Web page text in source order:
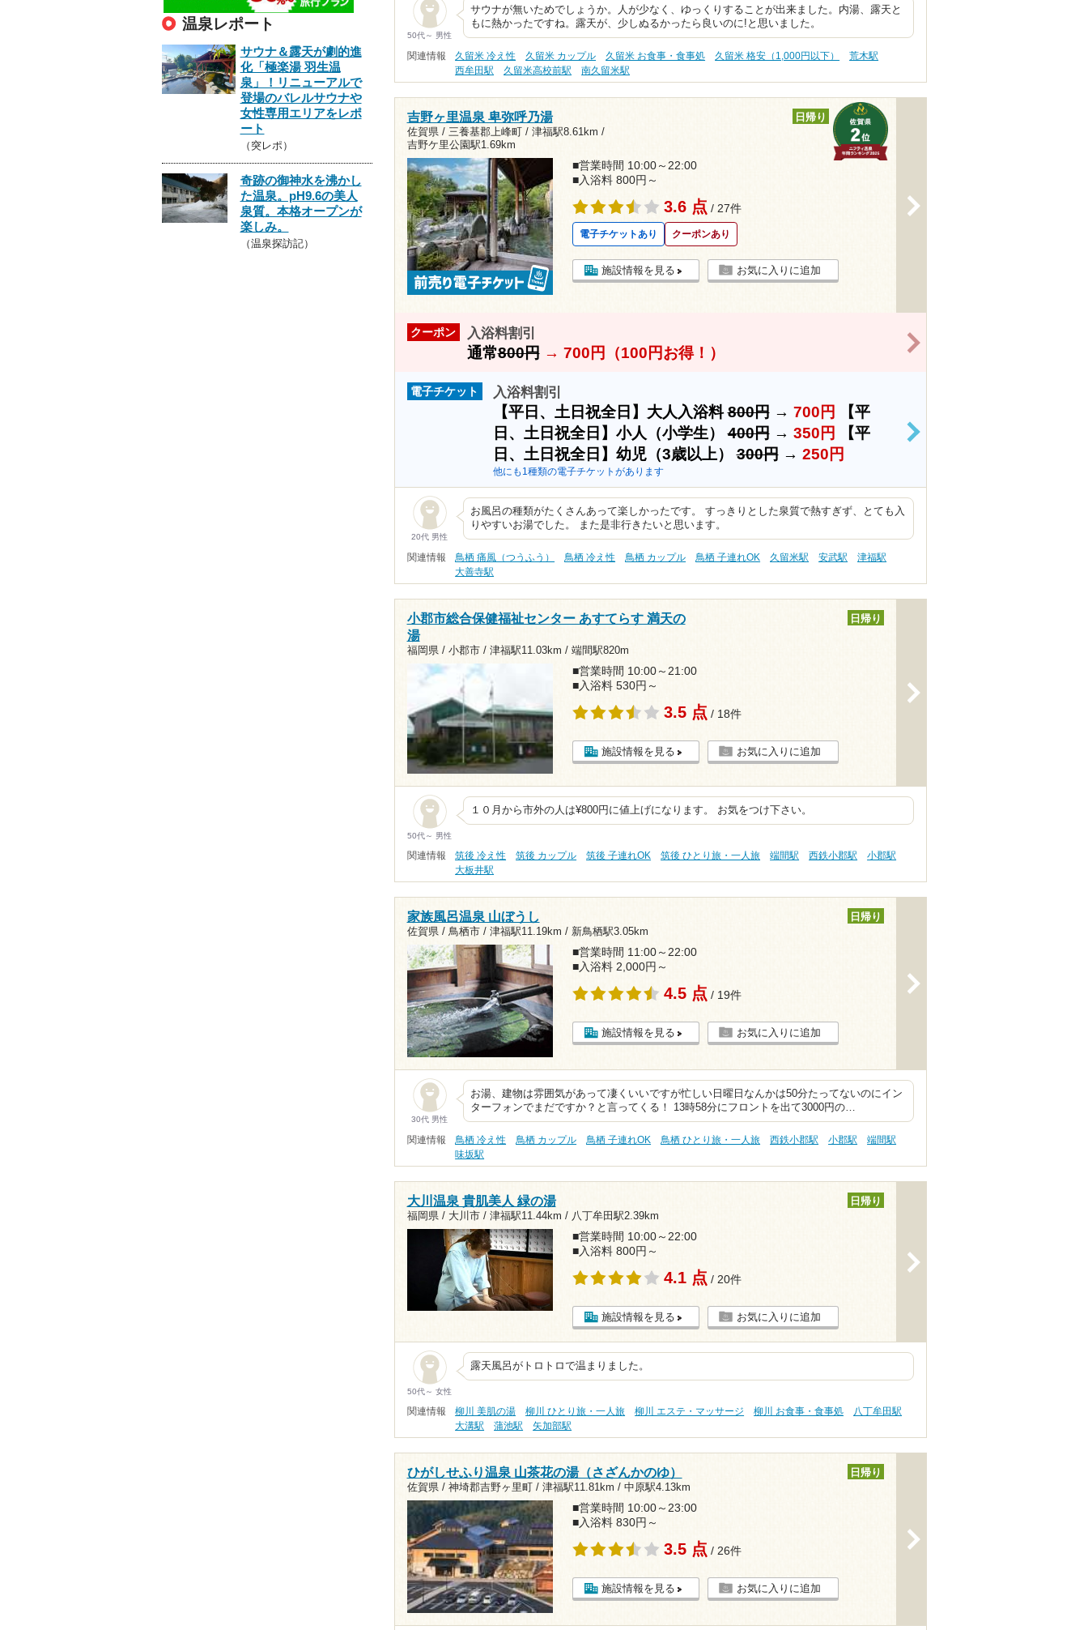
50代～ 男性
サウナが無いためでしょうか。人が少なく、ゆっくりすることが出来ました。内湯、露天と
もに熱かったですね。露天が、少しぬるかったら良いのに!と思いました。
関連情報 久留米 冷え性 久留米 カップル 久留米 お食事・食事処 久留米 格安（1,000円以下）
荒木駅
西牟田駅
久留米高校前駅 南久留米駅
吉野ヶ里温泉 卑弥呼乃湯
佐賀県 / 三養基郡上峰町 / 津福駅8.61km /
吉野ケ里公園駅1.69km
日帰り
■営業時間 10:00～22:00
■入浴料 800円～
3.6 点 / 27件
電子チケットあり クーポンあり
施設情報を見る お気に入りに追加
クーポン 入浴料割引
通常800円→ 700円（100円お得！）
電子チケット 入浴料割引
【平日、土日祝全日】大人入浴料800円→ 700円
【平
日、土日祝全日】小人（小学生）400円→ 350円
【平
日、土日祝全日】幼児（3歳以上）300円→ 250円
他にも1種類の電子チケットがあります
>
20代 男性
お風呂の種類がたくさんあって楽しかったです。 すっきりとした泉質で熱すぎず、とても入
りやすいお湯でした。 また是非行きたいと思います。
関連情報 鳥栖 痛風（つうふう） 鳥栖 冷え性 鳥栖 カップル 鳥栖 子連れOK 久留米駅 安武駅
津福駅
大善寺駅
小郡市総合保健福祉センター あすてらす 満天の
湯
福岡県 / 小郡市 / 津福駅11.03km / 端間駅820m
日帰り
■営業時間 10:00～21:00
■入浴料 530円～
3.5 点 / 18件
施設情報を見る お気に入りに追加
50代～ 男性
１０月から市外の人は¥800円に値上げになります。 お気をつけ下さい。
関連情報 筑後 冷え性 筑後 カップル 筑後 子連れOK 筑後 ひとり旅・一人旅 端間駅 西鉄小郡駅
小郡駅
大板井駅
家族風呂温泉 山ぼうし
佐賀県 / 鳥栖市 / 津福駅11.19km / 新鳥栖駅3.05km
日帰り
■営業時間 11:00～22:00
■入浴料 2,000円～
4.5 点 / 19件
施設情報を見る お気に入りに追加
30代 男性
お湯、建物は雰囲気があって凄くいいですが忙しい日曜日なんかは50分たってないのにイン
ターフォンでまだですか？と言ってくる！ 13時58分にフロントを出て3000円の…
関連情報 鳥栖 冷え性 鳥栖 カップル 鳥栖 子連れOK 鳥栖 ひとり旅・一人旅 西鉄小郡駅 小郡駅
端間駅
味坂駅
大川温泉 貴肌美人 緑の湯
福岡県 / 大川市 / 津福駅11.44km / 八丁牟田駅2.39km
日帰り
■営業時間 10:00～22:00
■入浴料 800円～
4.1 点 / 20件
施設情報を見る お気に入りに追加
50代～ 女性
露天風呂がトロトロで温まりました。
関連情報 柳川 美肌の湯 柳川 ひとり旅・一人旅 柳川 エステ・マッサージ 柳川 お食事・食事処
八丁牟田駅
大溝駅
蒲池駅 矢加部駅
ひがしせふり温泉 山茶花の湯（さざんかのゆ）
佐賀県 / 神埼郡吉野ヶ里町 / 津福駅11.81km / 中原駅4.13km
日帰り
■営業時間 10:00～23:00
■入浴料 830円～
3.5 点 / 26件
施設情報を見る お気に入りに追加
温泉レポート
サウナ＆露天が劇的進
化「極楽湯 羽生温
泉」！リニューアルで
登場のバレルサウナや
女性専用エリアをレポ
ート
（突レポ）
奇跡の御神水を沸かし
た温泉。pH9.6の美人
泉質。本格オープンが
楽しみ。
（温泉探訪記）